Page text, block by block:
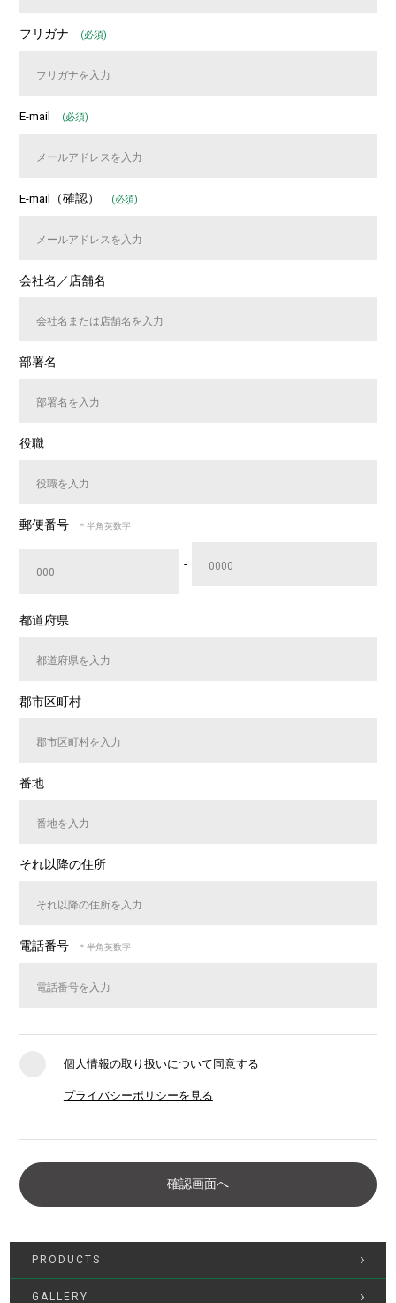
フリガナ (必須)
E-mail (必須)
E-mail（確認） (必須)
会社名／店舗名
部署名
役職
郵便番号 ＊半角英数字
-
都道府県
郡市区町村
番地
それ以降の住所
電話番号 ＊半角英数字
個人情報の取り扱いについて同意する
プライバシーポリシーを見る
PRODUCTS
GALLERY